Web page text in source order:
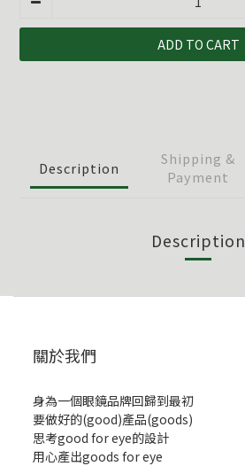
ADD TO CART
Description
Shipping &
Payment
Description
關於我們
身為一個眼鏡品牌回歸到最初
要做好的(good)產品(goods)
思考good for eye的設計
用心產出goods for eye